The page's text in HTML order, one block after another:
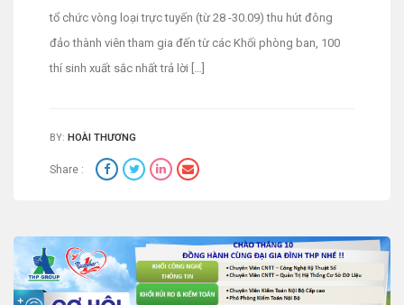
tổ chức vòng loại trực tuyến (từ 28 -30.09) thu hút đông
đảo thành viên tham gia đến từ các Khối phòng ban, 100
thí sinh xuất sắc nhất trả lời […]
BY: HOÀI THƯƠNG
Share :